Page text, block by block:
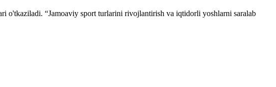
o'tkaziladi. “Jamoaviy sport turlarini rivojlantirish va iqtidorli yoshlarni saralab